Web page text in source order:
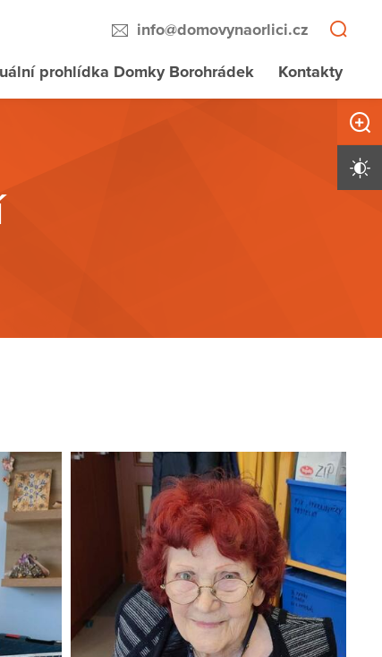
info@domovynaorlici.cz
prohlídka Domky Borohrádek Kontakty